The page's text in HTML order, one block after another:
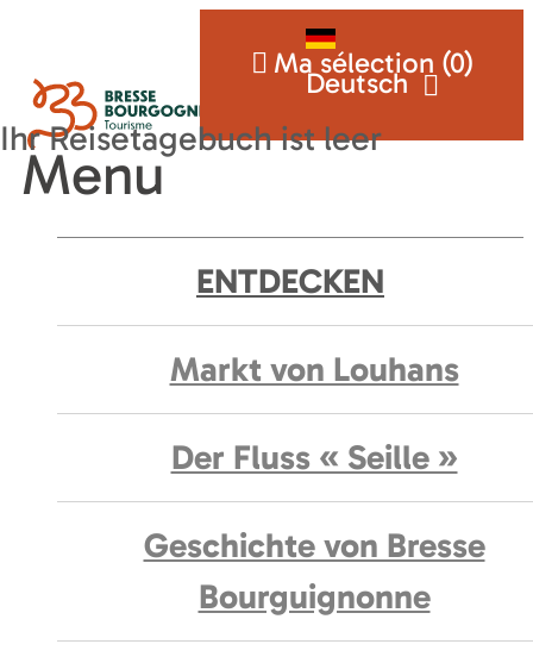
Deutsch
Ma sélection (0)
Menu
ENTDECKEN
Markt von Louhans
Der Fluss « Seille »
Geschichte von Bresse
Bourguignonne